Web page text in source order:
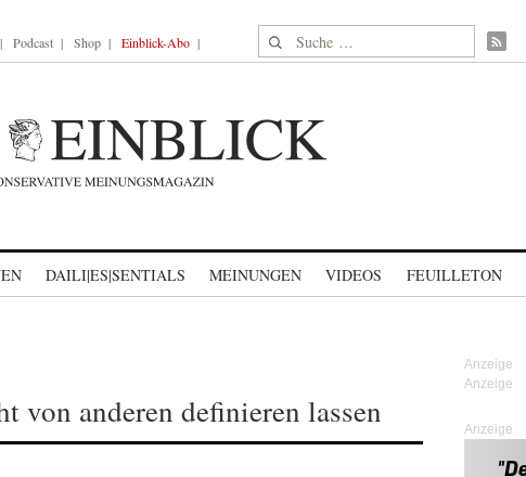
Podcast Shop Einblick-Abo Suche nach:
DAILI|ES|SENTIALS MEINUNGEN VIDEOS FEUILLETON
von anderen definieren lassen Anzeige